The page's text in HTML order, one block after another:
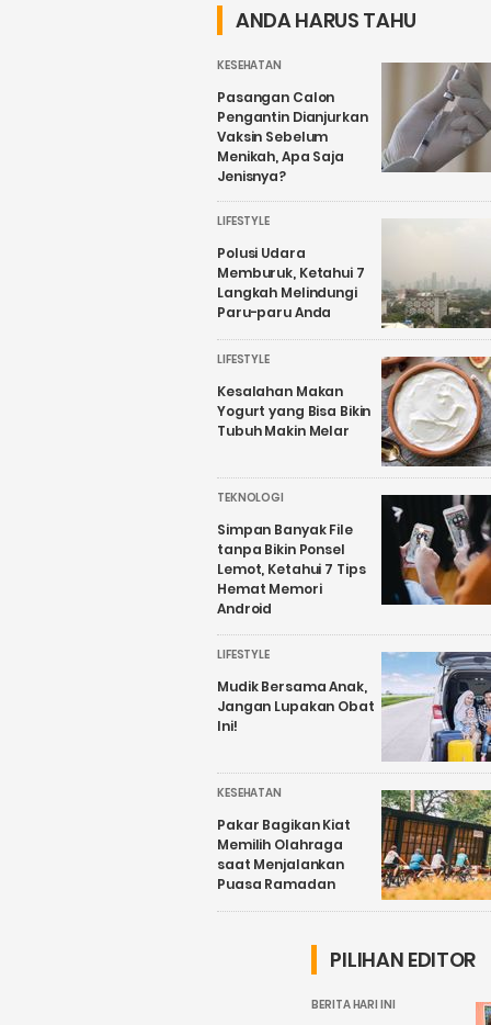
ANDA HARUS TAHU
KESEHATAN
Pasangan Calon
Pengantin Dianjurkan
Vaksin Sebelum
Menikah, Apa Saja
Jenisnya?
LIFESTYLE
Polusi Udara
Memburuk, Ketahui 7
Langkah Melindungi
Paru-paru Anda
LIFESTYLE
Kesalahan Makan
Yogurt yang Bisa Bikin
Tubuh Makin Melar
TEKNOLOGI
Simpan Banyak File
tanpa Bikin Ponsel
Lemot, Ketahui 7 Tips
Hemat Memori
Android
LIFESTYLE
Mudik Bersama Anak,
Jangan Lupakan Obat
Ini!
KESEHATAN
Pakar Bagikan Kiat
Memilih Olahraga
saat Menjalankan
Puasa Ramadan
PILIHAN EDITOR
BERITA HARI INI